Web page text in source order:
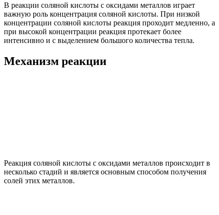
В реакции соляной кислоты с оксидами металлов играет
важную роль концентрация соляной кислоты. При низкой
концентрации соляной кислоты реакция проходит медленно, а
при высокой концентрации реакция протекает более
интенсивно и с выделением большого количества тепла.
Механизм реакции
Реакция соляной кислоты с оксидами металлов происходит в
несколько стадий и является основным способом получения
солей этих металлов.